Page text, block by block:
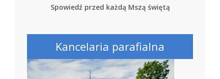
Spowiedź przed każdą Mszą świętą
Kancelaria parafialna